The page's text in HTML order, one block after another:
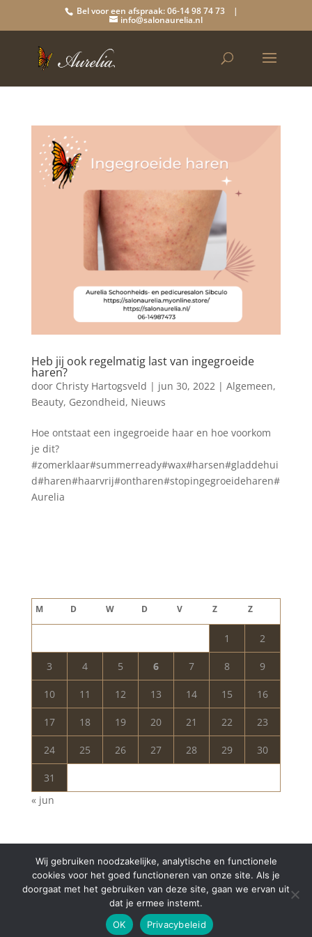
Bel voor een afspraak: 06-14 98 74 73 |
info@salonaurelia.nl
Heb jij ook regelmatig last van ingegroeide
haren?
door Christy Hartogsveld | jun 30, 2022| Algemeen,
Beauty, Gezondheid, Nieuws
Hoe ontstaat een ingegroeide haar en hoe voorkom
je dit?
#zomerklaar#summerready#wax#harsen#gladdehui
d#haren#haarvrij#ontharen#stopingegroeideharen#
Aurelia
M D W D V Z Z
1 2
3 4 5 6 7 8 9
10 11 12 13 14 15 16
17 18 19 20 21 22 23
24 25 26 27 28 29 30
31
« jun
Copyright © 2024 Aurelia Schoonheidssalon | All
Rights Reserved | WebdesignAppdsgn
Wij gebruiken noodzakelijke, analytische en functionele
cookies voor het goed functioneren van onze site. Als je
doorgaat met het gebruiken van deze site, gaan we ervan uit
dat je ermee instemt.
OK
Privacybeleid